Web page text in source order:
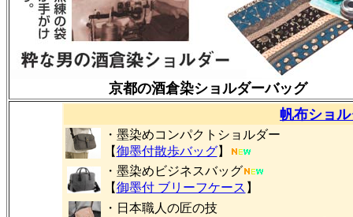
京都の酒倉染ショルダーバッグ
帆布ショ
・墨染めコンパクトショルダー
【御墨付散歩バッグ】
・墨染めビジネスバッグ
【御墨付 ブリーフケース 】
・日本職人の匠の技